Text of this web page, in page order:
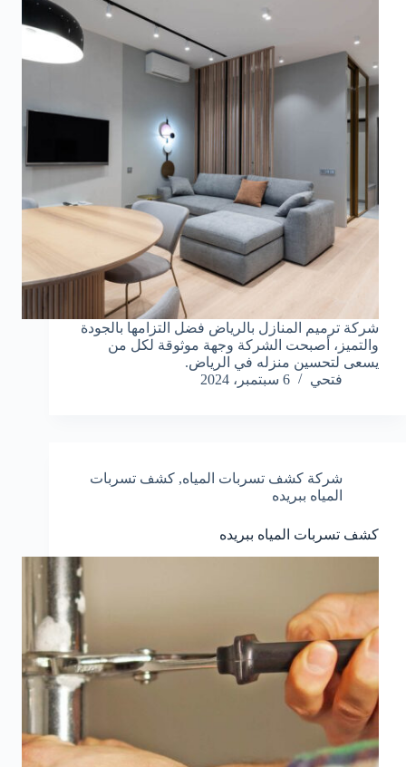
شركة ترميم المنازل بالرياض فضل التزامها بالجودة
والتميز، أصبحت الشركة وجهة موثوقة لكل من
يسعى لتحسين منزله في الرياض.
فتحي
6 سبتمبر، 2024
شركة كشف تسربات المياه, كشف تسربات
المياه ببريده
كشف تسربات المياه ببريده